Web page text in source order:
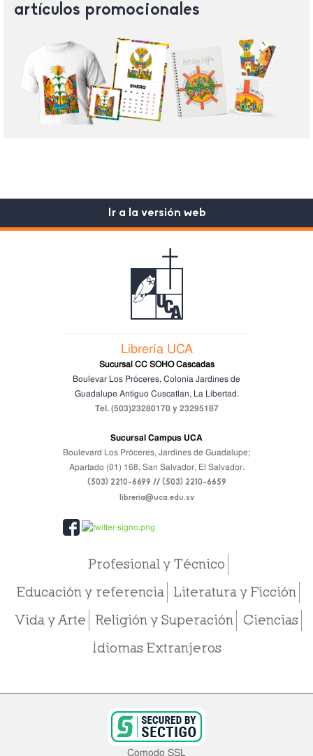
artículos promocionales
Ir a la versión web
Librería UCA
Sucursal CC SOHO Cascadas
Boulevar Los Próceres, Colonia Jardines de
GuadalupeAntiguo Cuscatlan, La Libertad.
Tel. (503)23280170 y 23295187
Sucursal Campus UCA
Boulevard Los Próceres, Jardines de Guadalupe;
Apartado (01) 168, San Salvador, El Salvador.
(503) 2210-6699 // (503) 2210-6659
libreria@uca.edu.sv
Profesional y Técnico
Educación y referencia
Literatura y Ficción
Vida y Arte
Religión y Superación
Ciencias
Idiomas Extranjeros
Comodo SSL